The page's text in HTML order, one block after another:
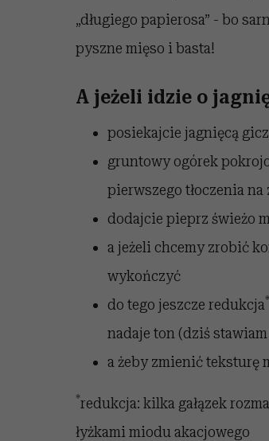
„długiego papierosa” - bo
pyszne mięso i basta!
A jeżeli idzie o
posiekajcie jagnięcą
gruntowy ogórek
pierwszego tłoczenia na
dodajcie pieprz świeżo
a jeżeli chcemy zrobić
wykończyć
do tego jeszcze redukcja*
nadaje ton (dziś
a żeby zmienić teksturę
*redukcja: kilka gałązek
łyżkami miodu akacjowego